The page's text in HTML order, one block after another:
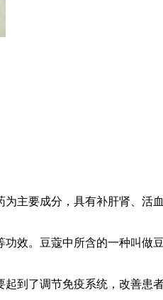
主要成分，具有补肝肾、
效。豆蔻中所含的一种叫
到了调节免疫系统，改善患